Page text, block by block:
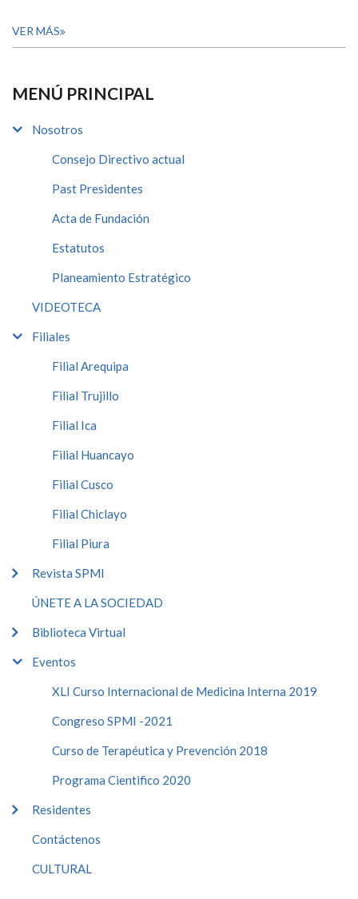
VER MÁS
MENÚ PRINCIPAL
Nosotros
Consejo Directivo actual
Past Presidentes
Acta de Fundación
Estatutos
Planeamiento Estratégico
VIDEOTECA
Filiales
Filial Arequipa
Filial Trujillo
Filial Ica
Filial Huancayo
Filial Cusco
Filial Chiclayo
Filial Piura
Revista SPMI
ÚNETE A LA SOCIEDAD
Biblioteca Virtual
Eventos
XLI Curso Internacional de Medicina Interna 2019
Congreso SPMI -2021
Curso de Terapéutica y Prevención 2018
Programa Cientifico 2020
Residentes
Contáctenos
CULTURAL